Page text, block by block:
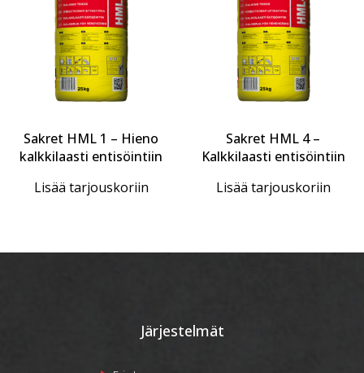
Sakret HML 1 – Hieno
kalkkilaasti entisöintiin
Lisää tarjouskoriin
Sakret HML 4 –
Kalkkilaasti entisöintiin
Lisää tarjouskoriin
Järjestelmät